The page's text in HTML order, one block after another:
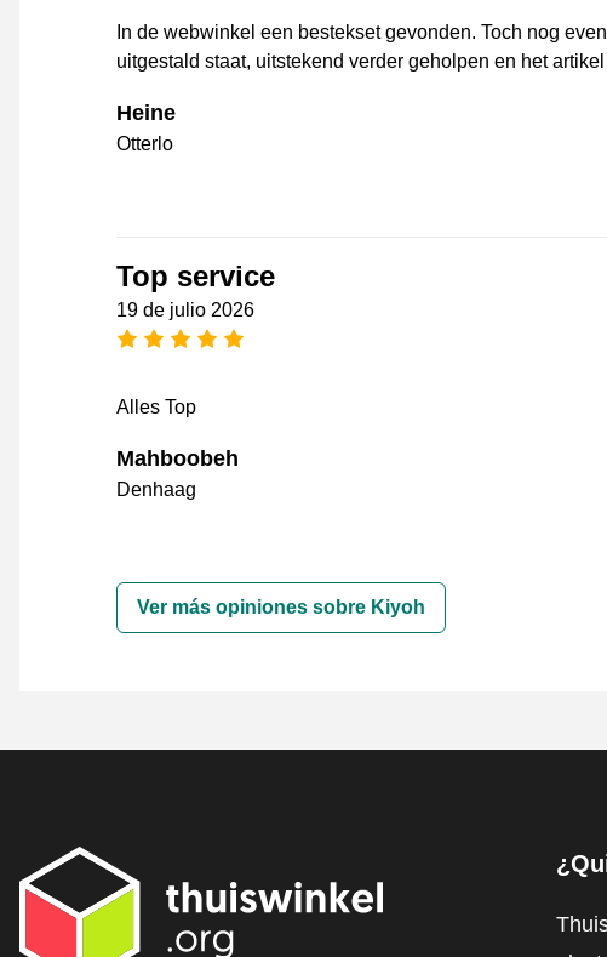
In de webwinkel een bestekset gevonden. Toch nog
uitgestald staat, uitstekend verder geholpen en het
Heine
Otterlo
Top service
19 de julio 2026
[_General:NumberOfStarsPluralFormat]
Alles Top
Mahboobeh
Denhaag
Ver más opiniones sobre Kiyoh